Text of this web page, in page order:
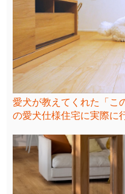
愛犬が教えてくれた「こ
の愛犬仕様住宅に実際に